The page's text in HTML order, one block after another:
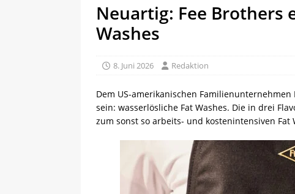
[ 6. August 2026 ]
Jobs: Commercial
[ 5. August 2026 ]
[ 7. August 2026 ]
Neuartig: Fee Brothers
Washes
8. Juni 2026 Redaktion
Dem US-amerikanischen
sein: wasserlösliche Fat Washes. Die in drei
zum sonst so arbeits- und kostenintensiven Fat